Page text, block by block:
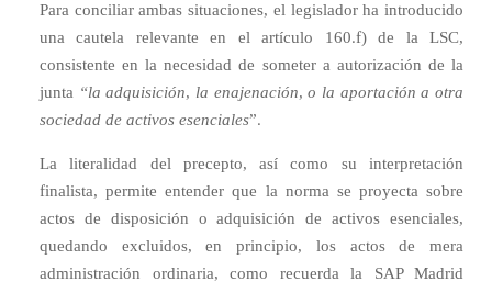
Para conciliar ambas situaciones, el legislador ha introducido
una cautela relevante en el artículo 160.f) de la LSC,
consistente en la necesidad de someter a autorización de la
junta “la adquisición, la enajenación, o la aportación a otra
sociedad de activos esenciales”.
La literalidad del precepto, así como su interpretación
finalista, permite entender que la norma se proyecta sobre
actos de disposición o adquisición de activos esenciales,
quedando excluidos, en principio, los actos de mera
administración ordinaria, como recuerda la SAP Madrid